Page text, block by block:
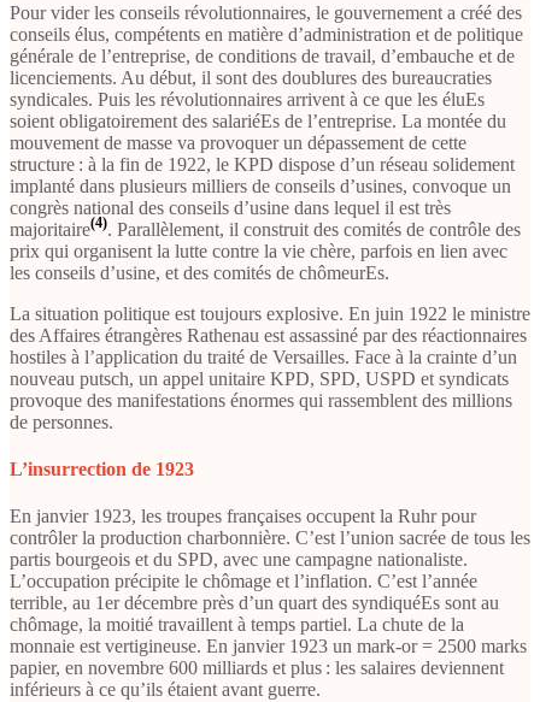
Pour vider les conseils révolutionnaires, le gouvernement a créé des
conseils élus, compétents en matière d’administration et de politique
générale de l’entreprise, de conditions de travail, d’embauche et de
licenciements. Au début, il sont des doublures des bureaucraties
syndicales. Puis les révolutionnaires arrivent à ce que les éluEs
soient obligatoirement des salariéEs de l’entreprise. La montée du
mouvement de masse va provoquer un dépassement de cette
structure : à la fin de 1922, le KPD dispose d’un réseau solidement
implanté dans plusieurs milliers de conseils d’usines, convoque un
congrès national des conseils d’usine dans lequel il est très
majoritaire(4). Parallèlement, il construit des comités de contrôle des
prix qui organisent la lutte contre la vie chère, parfois en lien avec
les conseils d’usine, et des comités de chômeurEs.
La situation politique est toujours explosive. En juin 1922 le ministre
des Affaires étrangères Rathenau est assassiné par des réactionnaires
hostiles à l’application du traité de Versailles. Face à la crainte d’un
nouveau putsch, un appel unitaire KPD, SPD, USPD et syndicats
provoque des manifestations énormes qui rassemblent des millions
de personnes.
L’insurrection de 1923
En janvier 1923, les troupes françaises occupent la Ruhr pour
contrôler la production charbonnière. C’est l’union sacrée de tous les
partis bourgeois et du SPD, avec une campagne nationaliste.
L’occupation précipite le chômage et l’inflation. C’est l’année
terrible, au 1er décembre près d’un quart des syndiquéEs sont au
chômage, la moitié travaillent à temps partiel. La chute de la
monnaie est vertigineuse. En janvier 1923 un mark-or = 2500 marks
papier, en novembre 600 milliards et plus : les salaires deviennent
inférieurs à ce qu’ils étaient avant guerre.